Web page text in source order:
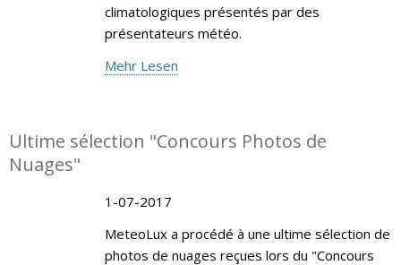
climatologiques présentés par des
présentateurs météo.
Mehr Lesen
Ultime sélection "Concours Photos de
Nuages"
1-07-2017
MeteoLux a procédé à une ultime sélection de
photos de nuages reçues lors du "Concours